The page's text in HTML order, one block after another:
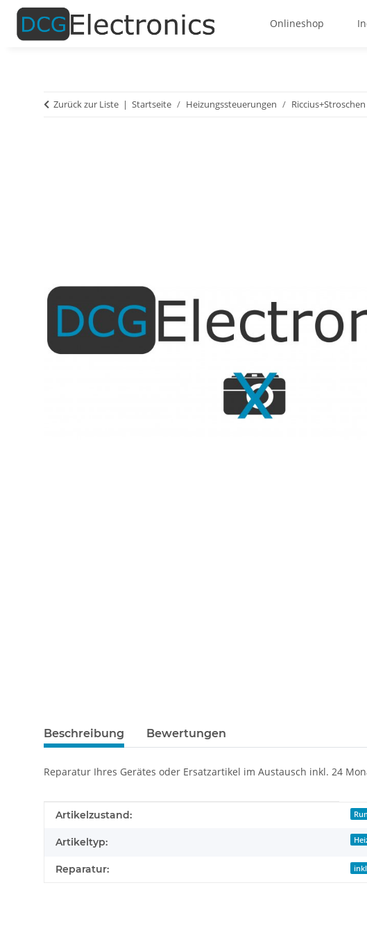
Onlineshop
Zurück zur Liste Startseite Heizungssteuerungen Riccius+Stroschen
Beschreibung Bewertungen
Reparatur Ihres Gerätes oder Ersatzartikel im Austausch inkl. 24
Produkteigenschaft
Wert
Artikelzustand:
Artikeltyp:
Reparatur: